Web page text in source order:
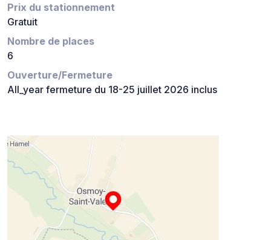
Prix du stationnement
Gratuit
Nombre de places
6
Ouverture/Fermeture
All_year fermeture du 18-25 juillet 2026 inclus